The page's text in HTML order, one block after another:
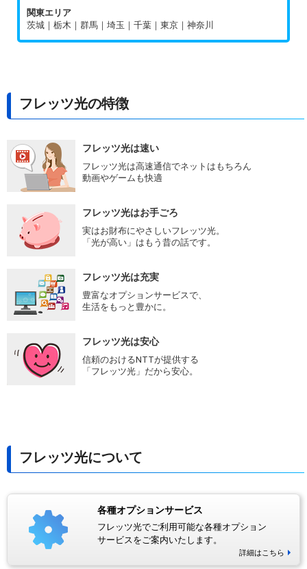
関東エリア
茨城｜栃木｜群馬｜埼玉｜千葉｜東京｜神奈川
フレッツ光の特徴
フレッツ光は速い
フレッツ光は高速通信でネットはもちろん
動画やゲームも快適
フレッツ光はお手ごろ
実はお財布にやさしいフレッツ光。
「光が高い」はもう昔の話です。
フレッツ光は充実
豊富なオプションサービスで、
生活をもっと豊かに。
フレッツ光は安心
信頼のおけるNTTが提供する
「フレッツ光」だから安心。
フレッツ光について
各種オプションサービス
フレッツ光でご利用可能な各種オプション
サービスをご案内いたします。
詳細はこちら